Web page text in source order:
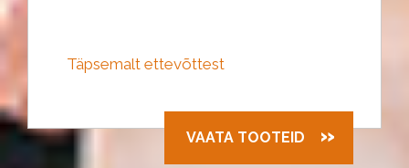
Täpsemalt ettevõttest
VAATA TOOTEID